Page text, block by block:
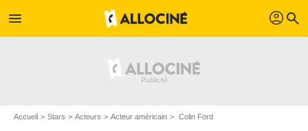
menu profil search
Accueil Stars Acteurs Acteur américain Colin Ford